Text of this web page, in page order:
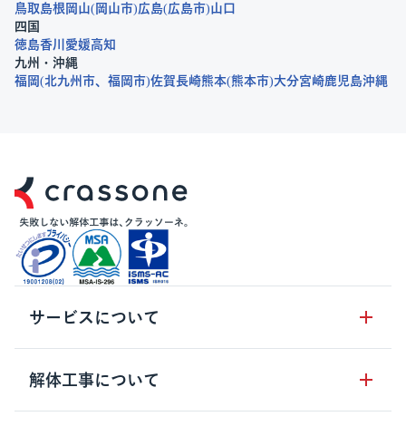
鳥取 島根 岡山 岡山市 広島 広島市 山口
四国
徳島香川 愛媛高知
九州・沖縄
福岡 北九州市 福岡市 佐賀長崎熊本 熊本市 大分宮崎鹿児島沖縄
サービスについて
サービスの流れ
サービスのメリット
解体工事について